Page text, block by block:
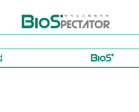
바이오스펙테이터